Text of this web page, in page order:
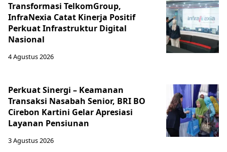
Transformasi TelkomGroup,
InfraNexia Catat Kinerja Positif
Perkuat Infrastruktur Digital
Nasional
4 Agustus 2026
Perkuat Sinergi – Keamanan
Transaksi Nasabah Senior, BRI BO
Cirebon Kartini Gelar Apresiasi
Layanan Pensiunan
3 Agustus 2026